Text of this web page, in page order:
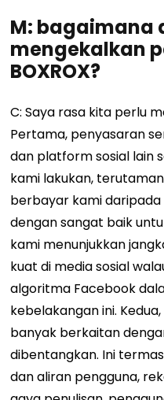
M: bagaimana
mengekalkan
BOXROX?
C: Saya rasa kita perlu
Pertama, penyasaran
dan platform sosial lain
kami lakukan,
berbayar kami
dengan sangat baik
kami menunjukkan
kuat di media sosial
algoritma Facebook
kebelakangan ini.
banyak berkaitan
dibentangkan. Ini
dan aliran pengguna,